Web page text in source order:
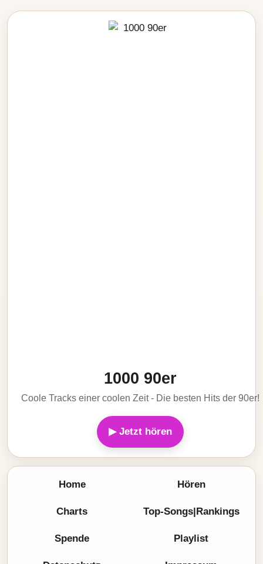
1000 90er
Coole Tracks einer coolen Zeit - Die besten Hits der 90er!
▶ Jetzt hören
Home Hören
Charts Top-Songs|Rankings
Spende Playlist